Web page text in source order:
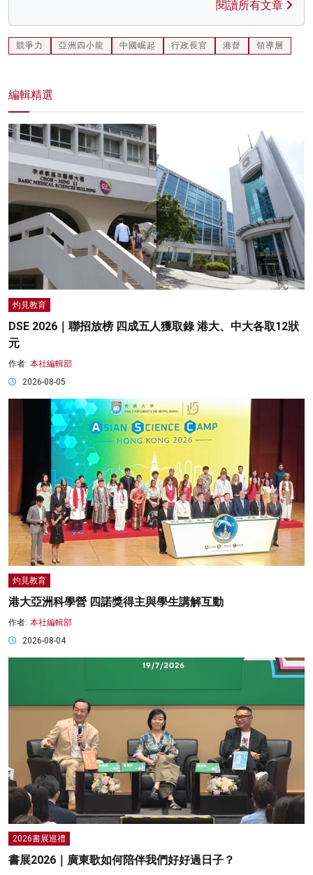
閱讀所有文章
競爭力 亞洲四小龍 中國崛起 行政長官 港督 領導層
編輯精選
灼見教育
DSE 2026｜聯招放榜 四成五人獲取錄 港大、中大各取12狀
元
作者: 本社編輯部
2026-08-05
灼見教育
港大亞洲科學營 四諾獎得主與學生講解互動
作者: 本社編輯部
2026-08-04
2026書展巡禮
書展2026｜廣東歌如何陪伴我們好好過日子？